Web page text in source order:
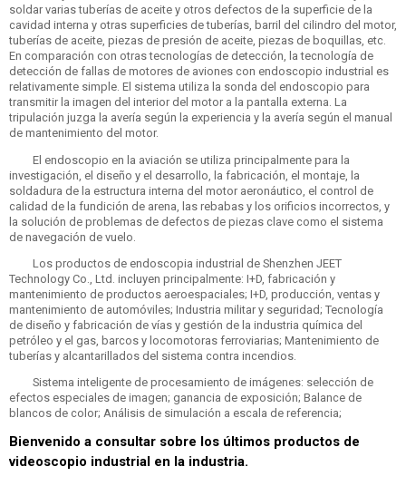
soldar varias tuberías de aceite y otros defectos de la superficie de la
cavidad interna y otras superficies de tuberías, barril del cilindro del motor,
tuberías de aceite, piezas de presión de aceite, piezas de boquillas, etc.
En comparación con otras tecnologías de detección, la tecnología de
detección de fallas de motores de aviones con endoscopio industrial es
relativamente simple. El sistema utiliza la sonda del endoscopio para
transmitir la imagen del interior del motor a la pantalla externa. La
tripulación juzga la avería según la experiencia y la avería según el manual
de mantenimiento del motor.
El endoscopio en la aviación se utiliza principalmente para la
investigación, el diseño y el desarrollo, la fabricación, el montaje, la
soldadura de la estructura interna del motor aeronáutico, el control de
calidad de la fundición de arena, las rebabas y los orificios incorrectos, y
la solución de problemas de defectos de piezas clave como el sistema
de navegación de vuelo.
Los productos de endoscopia industrial de Shenzhen JEET
Technology Co., Ltd. incluyen principalmente: I+D, fabricación y
mantenimiento de productos aeroespaciales; I+D, producción, ventas y
mantenimiento de automóviles; Industria militar y seguridad; Tecnología
de diseño y fabricación de vías y gestión de la industria química del
petróleo y el gas, barcos y locomotoras ferroviarias; Mantenimiento de
tuberías y alcantarillados del sistema contra incendios.
Sistema inteligente de procesamiento de imágenes: selección de
efectos especiales de imagen; ganancia de exposición; Balance de
blancos de color; Análisis de simulación a escala de referencia;
Bienvenido a consultar sobre los últimos productos de
videoscopio industrial en la industria.